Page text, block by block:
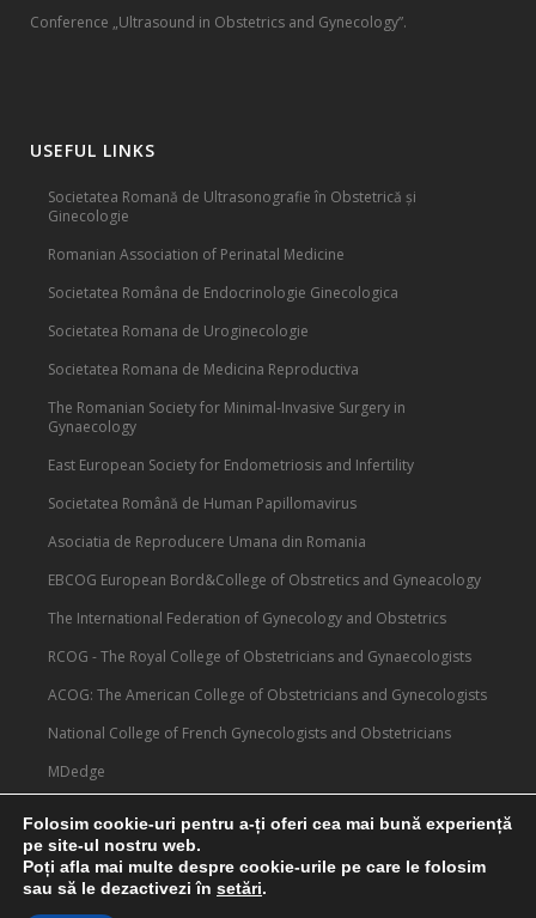
Conference „Ultrasound in Obstetrics and Gynecology”.
USEFUL LINKS
Societatea Romană de Ultrasonografie în Obstetrică și
Ginecologie
Romanian Association of Perinatal Medicine
Societatea Româna de Endocrinologie Ginecologica
Societatea Romana de Uroginecologie
Societatea Romana de Medicina Reproductiva
The Romanian Society for Minimal-Invasive Surgery in
Gynaecology
East European Society for Endometriosis and Infertility
Societatea Română de Human Papillomavirus
Asociatia de Reproducere Umana din Romania
EBCOG European Bord&College of Obstretics and Gyneacology
The International Federation of Gynecology and Obstetrics
RCOG - The Royal College of Obstetricians and Gynaecologists
ACOG: The American College of Obstetricians and Gynecologists
National College of French Gynecologists and Obstetricians
MDedge
Folosim cookie-uri pentru a-ți oferi cea mai bună experiență
pe site-ul nostru web.
Poți afla mai multe despre cookie-urile pe care le folosim
sau să le dezactivezi în setări.